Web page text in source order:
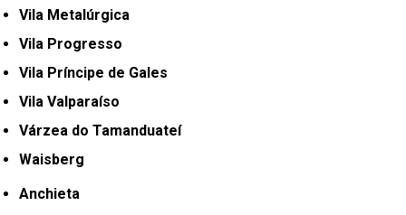
Vila Metalúrgica
Vila Progresso
Vila Príncipe de Gales
Vila Valparaíso
Várzea do Tamanduateí
Waisberg
Anchieta